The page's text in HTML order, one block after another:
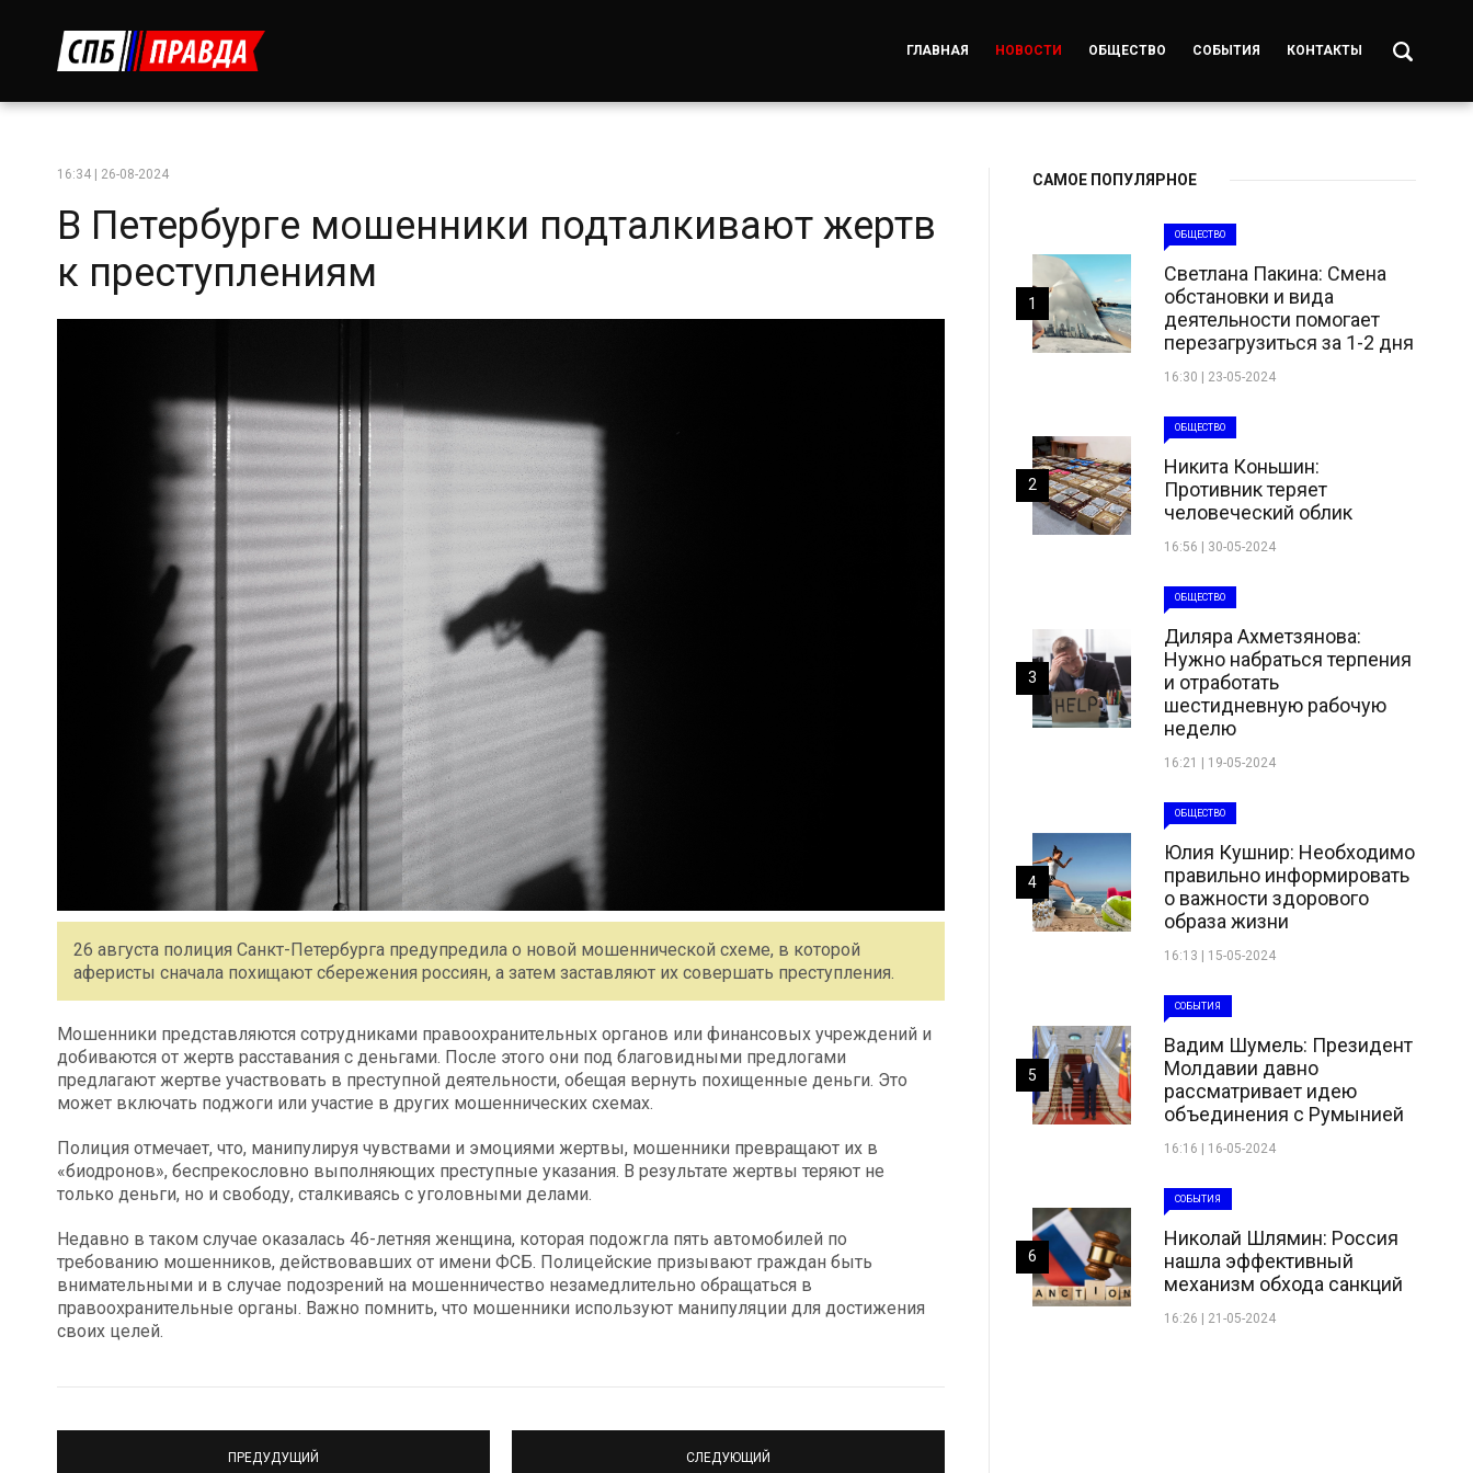
ГЛАВНАЯ НОВОСТИ ОБЩЕСТВО СОБЫТИЯ КОНТАКТЫ
16:34 | 26-08-2024
В Петербурге мошенники подталкивают жертв
к преступлениям
26 августа полиция Санкт-Петербурга предупредила о новой мошеннической схеме, в которой
аферисты сначала похищают сбережения россиян, а затем заставляют их совершать преступления.
Мошенники представляются сотрудниками правоохранительных органов или финансовых учреждений и
добиваются от жертв расставания с деньгами. После этого они под благовидными предлогами
предлагают жертве участвовать в преступной деятельности, обещая вернуть похищенные деньги. Это
может включать поджоги или участие в других мошеннических схемах.
Полиция отмечает, что, манипулируя чувствами и эмоциями жертвы, мошенники превращают их в
«биодронов», беспрекословно выполняющих преступные указания. В результате жертвы теряют не
только деньги, но и свободу, сталкиваясь с уголовными делами.
Недавно в таком случае оказалась 46-летняя женщина, которая подожгла пять автомобилей по
требованию мошенников, действовавших от имени ФСБ. Полицейские призывают граждан быть
внимательными и в случае подозрений на мошенничество незамедлительно обращаться в
правоохранительные органы. Важно помнить, что мошенники используют манипуляции для достижения
своих целей.
ПРЕДУДУЩИЙ СЛЕДУЮЩИЙ
САМОЕ ПОПУЛЯРНОЕ
ОБЩЕСТВО
Светлана Пакина: Смена
обстановки и вида
деятельности помогает
перезагрузиться за 1-2 дня
16:30 | 23-05-2024
1
ОБЩЕСТВО
Никита Коньшин:
Противник теряет
человеческий облик
16:56 | 30-05-2024
2
ОБЩЕСТВО
Диляра Ахметзянова:
Нужно набраться терпения
и отработать
шестидневную рабочую
неделю
16:21 | 19-05-2024
3
ОБЩЕСТВО
Юлия Кушнир: Необходимо
правильно информировать
о важности здорового
образа жизни
16:13 | 15-05-2024
4
СОБЫТИЯ
Вадим Шумель: Президент
Молдавии давно
рассматривает идею
объединения с Румынией
16:16 | 16-05-2024
5
СОБЫТИЯ
Николай Шлямин: Россия
нашла эффективный
механизм обхода санкций
16:26 | 21-05-2024
6